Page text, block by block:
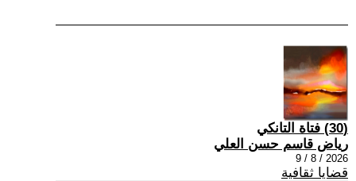
(30) فتاة التانكي
رياض قاسم حسن العلي
2026 / 8 / 9
قضايا ثقافية